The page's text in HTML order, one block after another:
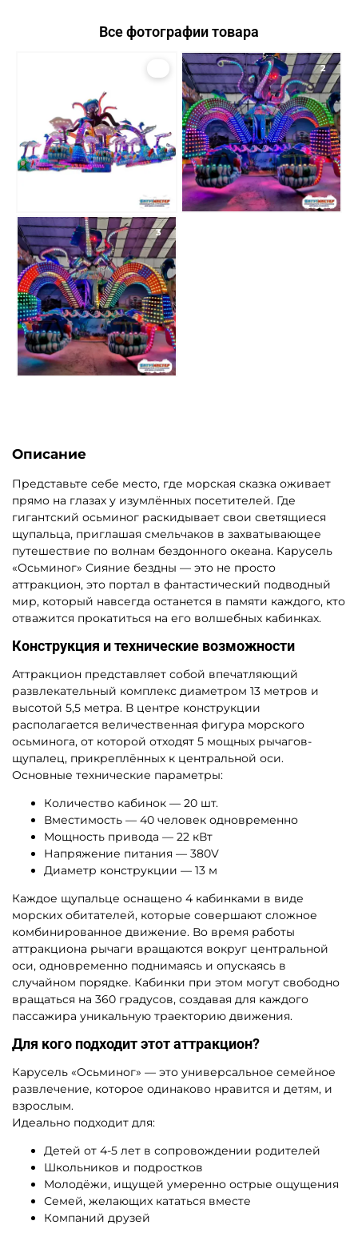
Все фотографии товара
2
3
Описание
Представьте себе место, где морская сказка оживает
прямо на глазах у изумлённых посетителей. Где
гигантский осьминог раскидывает свои светящиеся
щупальца, приглашая смельчаков в захватывающее
путешествие по волнам бездонного океана. Карусель
«Осьминог» Сияние бездны — это не просто
аттракцион, это портал в фантастический подводный
мир, который навсегда останется в памяти каждого, кто
отважится прокатиться на его волшебных кабинках.
Конструкция и технические возможности
Аттракцион представляет собой впечатляющий
развлекательный комплекс диаметром 13 метров и
высотой 5,5 метра. В центре конструкции
располагается величественная фигура морского
осьминога, от которой отходят 5 мощных рычагов-
щупалец, прикреплённых к центральной оси.
Основные технические параметры:
Количество кабинок — 20 шт.
Вместимость — 40 человек одновременно
Мощность привода — 22 кВт
Напряжение питания — 380V
Диаметр конструкции — 13 м
Каждое щупальце оснащено 4 кабинками в виде
морских обитателей, которые совершают сложное
комбинированное движение. Во время работы
аттракциона рычаги вращаются вокруг центральной
оси, одновременно поднимаясь и опускаясь в
случайном порядке. Кабинки при этом могут свободно
вращаться на 360 градусов, создавая для каждого
пассажира уникальную траекторию движения.
Для кого подходит этот аттракцион?
Карусель «Осьминог» — это универсальное семейное
развлечение, которое одинаково нравится и детям, и
взрослым.
Идеально подходит для:
Детей от 4-5 лет в сопровождении родителей
Школьников и подростков
Молодёжи, ищущей умеренно острые ощущения
Семей, желающих кататься вместе
Компаний друзей